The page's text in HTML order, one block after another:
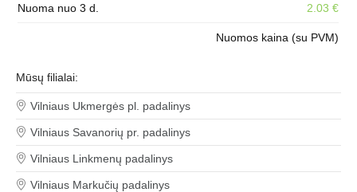
Nuoma nuo 3 d. 2.03 €
Nuomos kaina (su PVM)
Mūsų filialai:
Vilniaus Ukmergės pl. padalinys
Vilniaus Savanorių pr. padalinys
Vilniaus Linkmenų padalinys
Vilniaus Markučių padalinys